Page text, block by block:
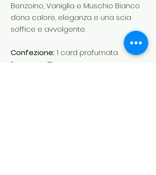
Benzoino, Vaniglia e Muschio Bianco
dona calore, eleganza e una scia
soffice e avvolgente.
Confezione:1 card profumata
fragranza Thomas